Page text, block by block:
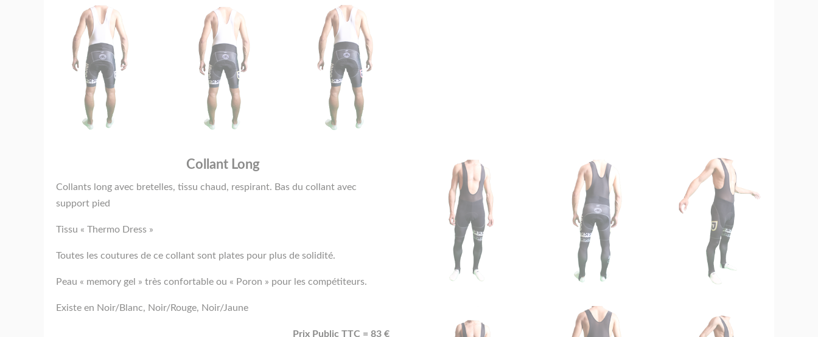
Collant Long
Collants long avec bretelles, tissu chaud, respirant. Bas du collant avec
support pied
Tissu « Thermo Dress »
Toutes les coutures de ce collant sont plates pour plus de solidité.
Peau « memory gel » très confortable ou « Poron » pour les compétiteurs.
Existe en Noir/Blanc, Noir/Rouge, Noir/Jaune
Prix Public TTC = 83 €